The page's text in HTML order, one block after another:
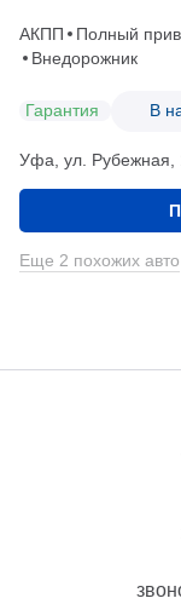
АКПП Полный
Внедорожник
Гарантия В
Уфа, ул. Рубежная,
Еще 2 похожих авто